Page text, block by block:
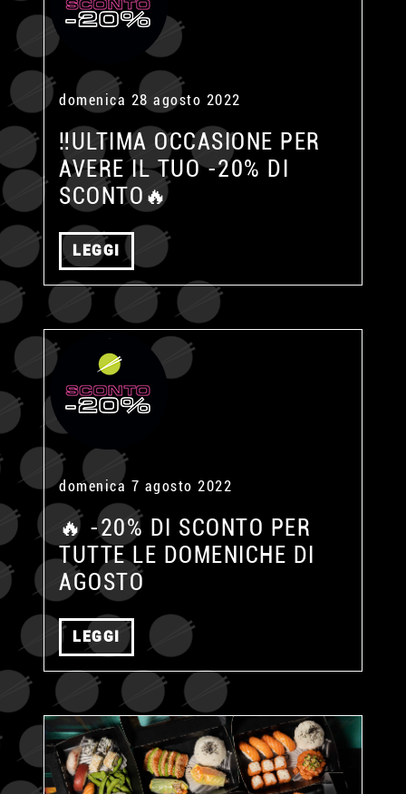
domenica 28 agosto 2022
‼️ULTIMA OCCASIONE PER
AVERE IL TUO -20% DI
SCONTO🔥
LEGGI
domenica 7 agosto 2022
🔥 -20% DI SCONTO PER
TUTTE LE DOMENICHE DI
AGOSTO
LEGGI